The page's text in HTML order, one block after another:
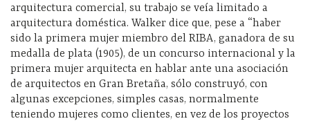
arquitectura comercial, su trabajo se veía limitado a
arquitectura doméstica. Walker dice que, pese a “haber
sido la primera mujer miembro del RIBA, ganadora de su
medalla de plata (1905), de un concurso internacional y la
primera mujer arquitecta en hablar ante una asociación
de arquitectos en Gran Bretaña, sólo construyó, con
algunas excepciones, simples casas, normalmente
teniendo mujeres como clientes, en vez de los proyectos